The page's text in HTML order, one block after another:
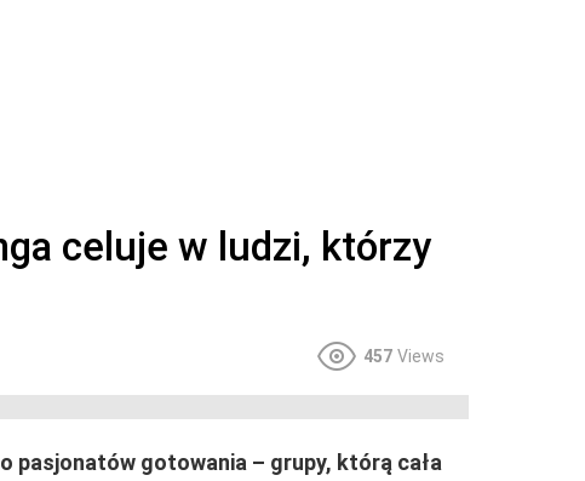
celuje w ludzi, którzy
457 Views
pasjonatów gotowania – grupy, którą cała